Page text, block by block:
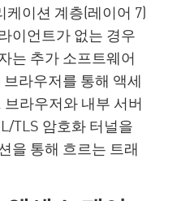
케이션 계층(레이어 7)
이언트가 없는 경우
는 추가 소프트웨어
라우저를 통해 액세
라우저와 내부 서버
TLS 암호화 터널을
을 통해 흐르는 트래